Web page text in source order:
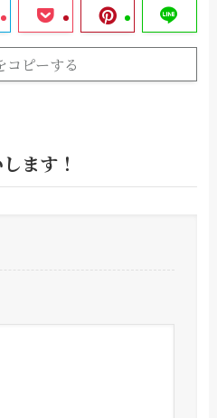
コピーする
ます！